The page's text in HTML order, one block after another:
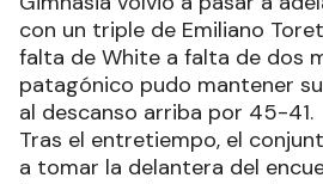
con un triple de Emiliano
falta de White a falta de dos
patagónico pudo mantener
al descanso arriba por 45-41.
Tras el entretiempo, el
a tomar la delantera del